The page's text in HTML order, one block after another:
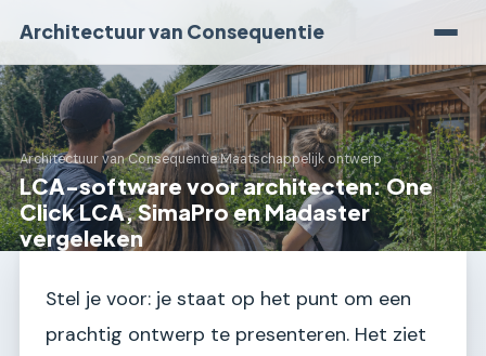
Architectuur van Consequentie
Architectuur van Consequentie›Maatschappelijk ontwerp
LCA-software voor architecten: One
Click LCA, SimaPro en Madaster
vergeleken
Stel je voor: je staat op het punt om een
prachtig ontwerp te presenteren. Het ziet